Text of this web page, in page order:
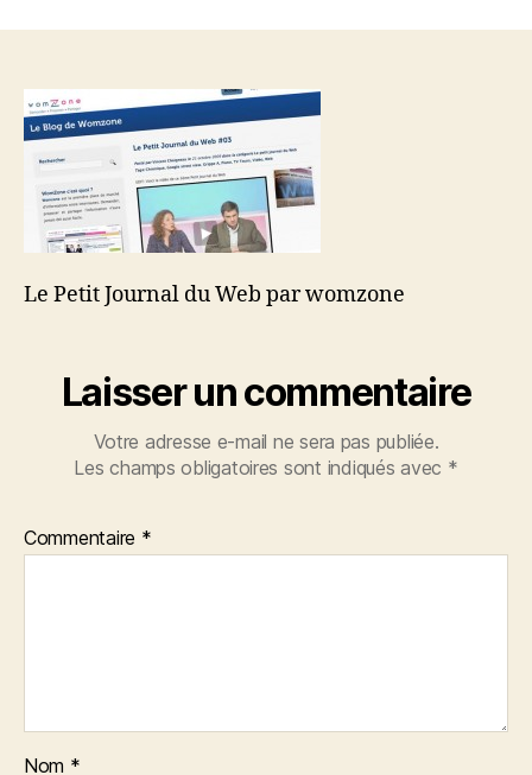
Le Petit Journal du Web par womzone
Laisser un commentaire
Votre adresse e-mail ne sera pas publiée.
Les champs obligatoires sont indiqués avec *
Commentaire *
Nom *